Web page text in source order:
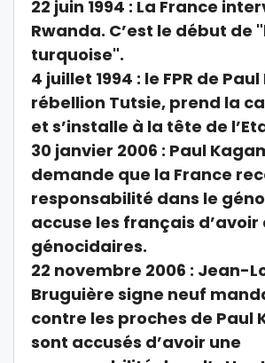
22 juin 1994 : La France
Rwanda. C’est le début de
turquoise".
4 juillet 1994 : le FPR de
rébellion Tutsie, prend la
et s’installe à la tête de
30 janvier 2006 : Paul
demande que la France
responsabilité dans le
accuse les français d’avoir
génocidaires.
22 novembre 2006 : Jean-
Bruguière signe neuf
contre les proches de Paul
sont accusés d’avoir une